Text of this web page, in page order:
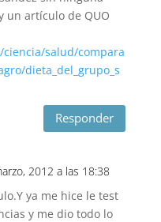
un artículo de QUO
salud/compara
dieta_del_grupo_s
Responder
2012 a las 18:38
ya me hice le test
y me dio todo lo